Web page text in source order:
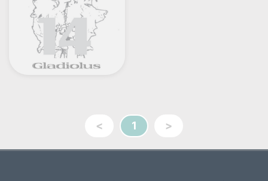
< 1 >